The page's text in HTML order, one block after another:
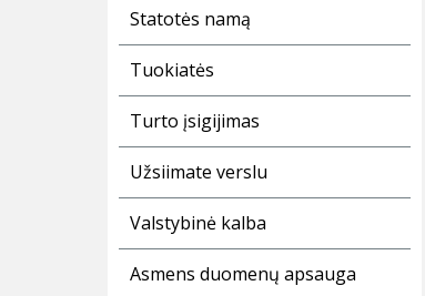
Statotės namą
Tuokiatės
Turto įsigijimas
Užsiimate verslu
Valstybinė kalba
Asmens duomenų apsauga